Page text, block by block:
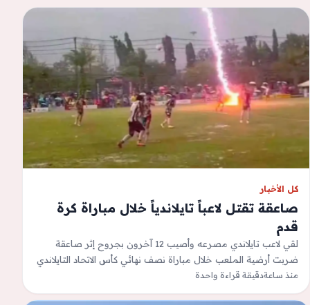
كل الأخبار
صاعقة تقتل لاعباً تايلاندياً خلال مباراة كرة
قدم
لقي لاعب تايلاندي مصرعه وأصيب 12 آخرون بجروح إثر صاعقة
ضربت أرضية الملعب خلال مباراة نصف نهائي كأس الاتحاد التايلاندي
بمحافظة ناراثيوات.وتوفي…
منذ ساعةدقيقة قراءة واحدة